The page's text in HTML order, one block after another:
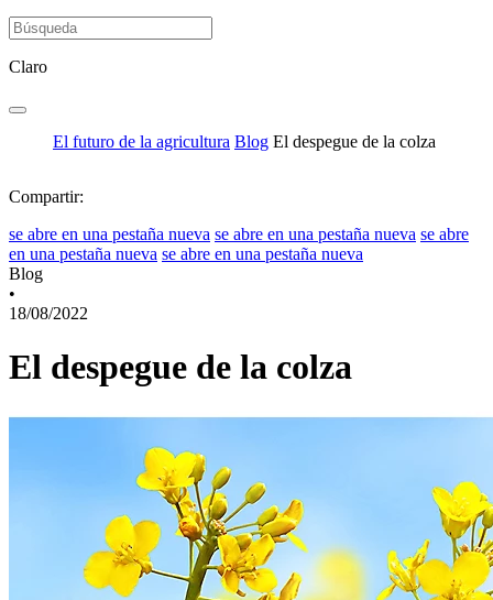
Claro
El futuro de la agricultura Blog El despegue de la colza
Compartir:
se abre en una pestaña nueva se abre en una pestaña nueva se abre
en una pestaña nueva se abre en una pestaña nueva
Blog
•
18/08/2022
El despegue de la colza